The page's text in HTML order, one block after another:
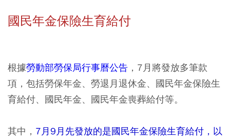
國民年金保險生育給付
根據勞動部勞保局行事曆公告 ，7月將發放多筆款
項，包括勞保年金、勞退月退休金、國民年金保險生
育給付、國民年金、國民年金喪葬給付等。
其中， 7月9月先發放的是國民年金保險生育給付，以